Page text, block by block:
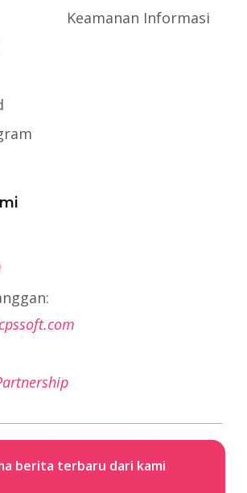
Keamanan Informasi
berita terbaru dari kami